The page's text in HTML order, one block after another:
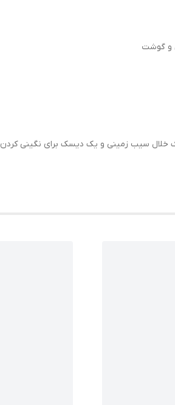
و گوشت
خلال سیب زمینی و یک دیسک برای نگینی کردن